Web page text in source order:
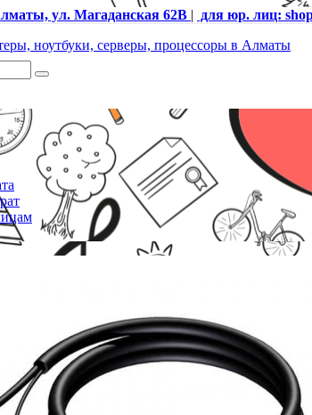
ул. Магаданская 62В | для юр. лиц: